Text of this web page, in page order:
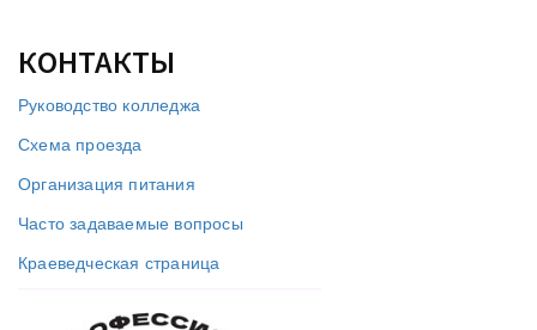
КОНТАКТЫ
Руководство колледжа
Схема проезда
Организация питания
Часто задаваемые вопросы
Краеведческая страница